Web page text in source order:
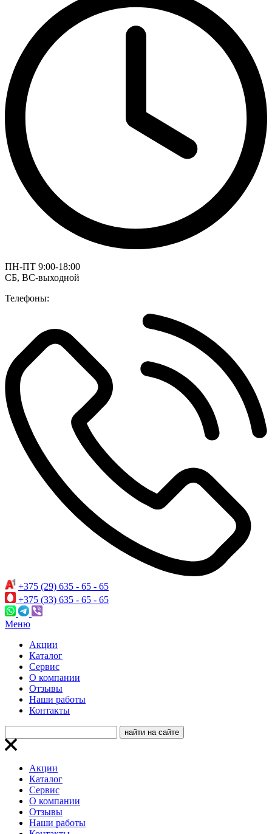
ПН-ПТ 9:00-18:00
СБ, ВС-выходной
Телефоны:
+375 (29) 635 - 65 - 65
+375 (33) 635 - 65 - 65
Меню
Акции
Каталог
Сервис
О компании
Отзывы
Наши работы
Контакты
Акции
Каталог
Сервис
О компании
Отзывы
Наши работы